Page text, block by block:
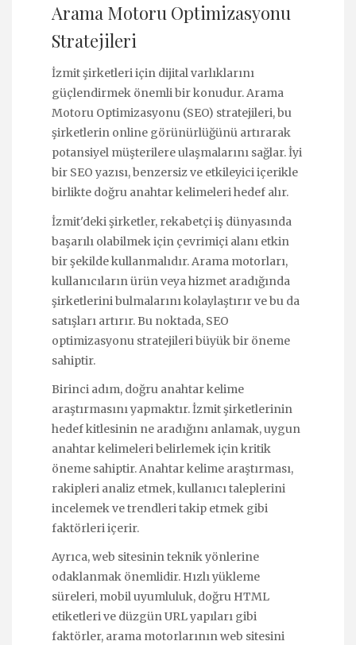
Arama Motoru Optimizasyonu
Stratejileri
İzmit şirketleri için dijital varlıklarını
güçlendirmek önemli bir konudur. Arama
Motoru Optimizasyonu (SEO) stratejileri, bu
şirketlerin online görünürlüğünü artırarak
potansiyel müşterilere ulaşmalarını sağlar. İyi
bir SEO yazısı, benzersiz ve etkileyici içerikle
birlikte doğru anahtar kelimeleri hedef alır.
İzmit'deki şirketler, rekabetçi iş dünyasında
başarılı olabilmek için çevrimiçi alanı etkin
bir şekilde kullanmalıdır. Arama motorları,
kullanıcıların ürün veya hizmet aradığında
şirketlerini bulmalarını kolaylaştırır ve bu da
satışları artırır. Bu noktada, SEO
optimizasyonu stratejileri büyük bir öneme
sahiptir.
Birinci adım, doğru anahtar kelime
araştırmasını yapmaktır. İzmit şirketlerinin
hedef kitlesinin ne aradığını anlamak, uygun
anahtar kelimeleri belirlemek için kritik
öneme sahiptir. Anahtar kelime araştırması,
rakipleri analiz etmek, kullanıcı taleplerini
incelemek ve trendleri takip etmek gibi
faktörleri içerir.
Ayrıca, web sitesinin teknik yönlerine
odaklanmak önemlidir. Hızlı yükleme
süreleri, mobil uyumluluk, doğru HTML
etiketleri ve düzgün URL yapıları gibi
faktörler, arama motorlarının web sitesini